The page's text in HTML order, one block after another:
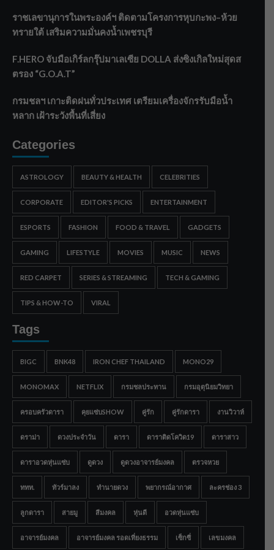
ราชเลขานุการในพระองค์ฯ ติดตามโครงการหุบกะพง–ห้วย
ทรายใต้ เสริมความมั่นคงน้ำเพชรบุรี
F.HERO จับมือเกิร์ลกรุ๊ปมาเลเซีย DOLLA ส่งซิงเกิลใหม่สุดส
ตรอง “G.O.A.T”
กรมชลฯ เกาะติดฝนทั่วประเทศ เตรียมเครื่องจักรรับมือน้ำ
หลาก เฝ้าระวังพื้นที่เสี่ยง
Categories
ASTROLOGY BEAUTY & HEALTH CELEBRITIES
CORPORATE EDITOR'S PICKS ENTERTAINMENT
ESPORTS FASHION FOOD & TRAVEL GADGETS
GAMING LIFESTYLE MOVIES MUSIC NEWS
RED CARPET SERIES & STREAMING TECH & GAMING
TIPS & HOW-TO VIRAL
Tags
BIGC BNK48 IRON CHEF THAILAND MONO29
MONOMAX NETFLIX กรมชลประทาน กรมอุตุนิยมวิทยา
ครอบครัวดารา คุยแซ่บSHOW คู่รัก คู่รักดารา งานวิวาห์
ดราม่า ดวงประจำวัน ดารา ดาราติดโควิด19 ดาราสาว
ดาราอวดหุ่นแซ่บ ดูดวง ดูดวงอาจารย์มงคล ตรวจหวย
ททท. ทัวร์มาลง ทำนายดวง พยากรณ์อากาศ ละครช่อง 3
ลูกดารา สายมู สีมงคล หุ่นดี อวดหุ่นแซ่บ
อาจารย์มงคล อาจารย์มงคล รอดเที่ยงธรรม เซ็กซี่ เลขมงคล